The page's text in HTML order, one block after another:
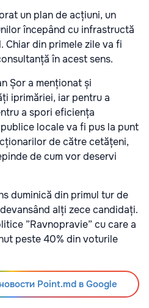
un plan de acțiuni, un
începând cu infrastructă
Chiar din primele zile va fi
în acest sens.
Șor a menționat și
iprimăriei, iar pentru a
a spori eficiența
locale va fi pus la punt
de către cetățeni,
de cum vor deservi
duminică din primul tur de
alți zece candidați.
”Ravnopravie” cu care a
peste 40% din voturile
Point.md в Google